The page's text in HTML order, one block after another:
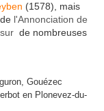
(1578), mais
l'Annonciation de
de nombreuses
Gouézec
en Plonevez-du-